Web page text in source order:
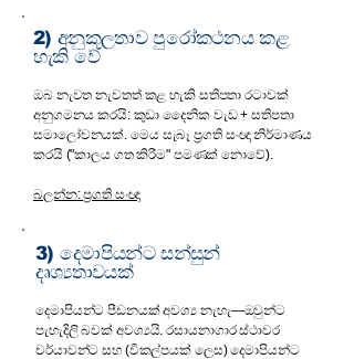
2) අනුකූලතාව පුරෝකථනය කළ
හැකි වේ
ඔබ නැවත නැවතත් කළ හැකි සතිපතා රටාවක්
අනුගමනය කරයි: කුඩා දෛනික වැඩ + සතිපතා
සමාලෝචනයක්. මෙය සැබෑ ප්‍රගති සංඥා නිර්මාණය
කරයි ("කාලය ගත කිරීම" පමණක් නොවේ).
බලන්න: ප්‍රගති සංඥා
3) දෙමාපියන්ට සන්සුන්
දෘශ්‍යතාවයක්
දෙමාපියන්ට පීඩනයක් අවශ්‍ය නැහැ—ඔවුන්ට
පැහැදිලි බවක් අවශ්‍යයි. රසායනාගාර ස්ථාවර
චර්යාවන්ට සහ (විකල්පයක් ලෙස) දෙමාපියන්ට